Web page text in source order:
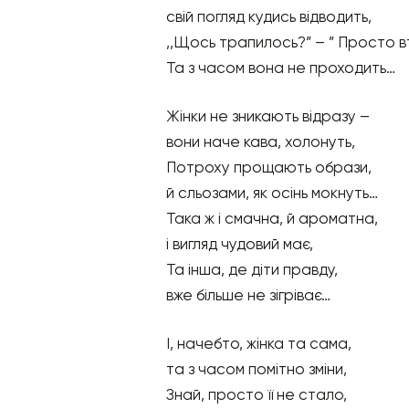
свій погляд кудись відводить,
,,Щось трапилось?” – ” Просто
Та з часом вона не проходить…
Жінки не зникають відразу –
вони наче кава, холонуть,
Потроху прощають образи,
й сльозами, як осінь мокнуть…
Така ж і смачна, й ароматна,
і вигляд чудовий має,
Та інша, де діти правду,
вже більше не зігріває…
І, начебто, жінка та сама,
та з часом помітно зміни,
Знай, просто її не стало,